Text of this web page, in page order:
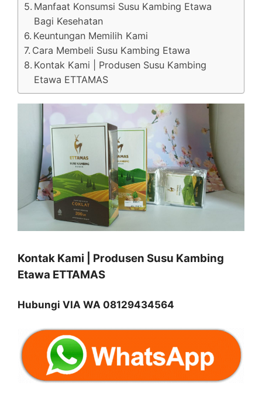
Manfaat Konsumsi Susu Kambing Etawa
Bagi Kesehatan
Keuntungan Memilih Kami
Cara Membeli Susu Kambing Etawa
Kontak Kami | Produsen Susu Kambing
Etawa ETTAMAS
Kontak Kami | Produsen Susu Kambing
Etawa ETTAMAS
Hubungi VIA WA 08129434564